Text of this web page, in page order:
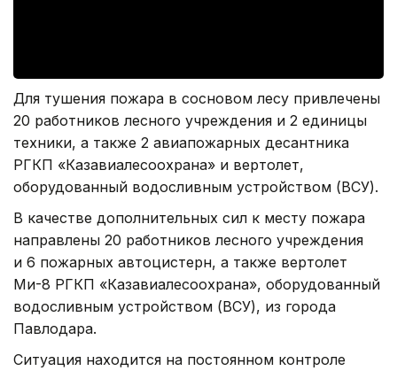
Для тушения пожара в сосновом лесу привлечены
20 работников лесного учреждения и 2 единицы
техники, а также 2 авиапожарных десантника
РГКП «Казавиалесоохрана» и вертолет,
оборудованный водосливным устройством (ВСУ).
В качестве дополнительных сил к месту пожара
направлены 20 работников лесного учреждения
и 6 пожарных автоцистерн, а также вертолет
Ми-8 РГКП «Казавиалесоохрана», оборудованный
водосливным устройством (ВСУ), из города
Павлодара.
Ситуация находится на постоянном контроле